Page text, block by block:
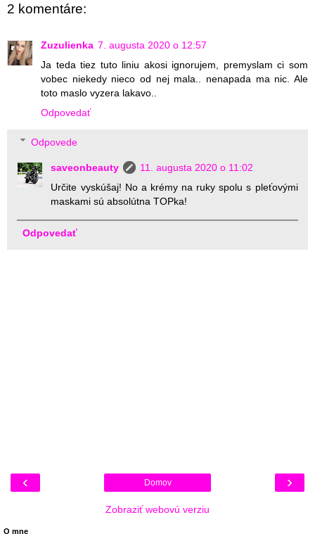
2 komentáre:
Zuzulienka 7. augusta 2020 o 12:57
Ja teda tiez tuto liniu akosi ignorujem, premyslam ci som
vobec niekedy nieco od nej mala.. nenapada ma nic. Ale
toto maslo vyzera lakavo..
Odpovedať
Odpovede
saveonbeauty
11. augusta 2020 o 11:02
Určite vyskúšaj! No a krémy na ruky spolu s pleťovými
maskami sú absolútna TOPka!
Odpovedať
‹ ›
Domov
Zobraziť webovú verziu
O mne